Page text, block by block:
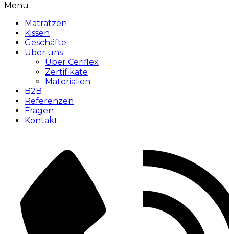
Menu
Matratzen
Kissen
Geschäfte
Über uns
Über Ceriflex
Zertifikate
Materialien
B2B
Referenzen
Fragen
Kontakt